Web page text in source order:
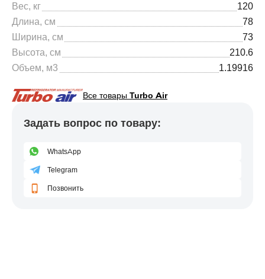
Вес, кг
120
Длина, см
78
Ширина, см
73
Высота, см
210.6
Объем, м3
1.19916
Все товары Turbo Air
Задать вопрос по товару:
WhatsApp
Telegram
Позвонить